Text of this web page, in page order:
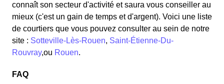
connaît son secteur d'activité et saura vous conseiller au
mieux (c'est un gain de temps et d'argent). Voici une liste
de courtiers que vous pouvez consulter au sein de notre
site : Sotteville-Lès-Rouen, Saint-Étienne-Du-
Rouvray,ou Rouen.
FAQ